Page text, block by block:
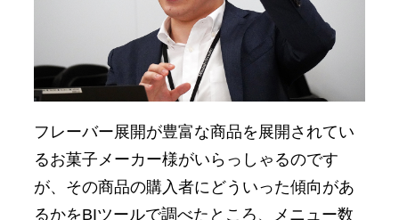
フレーバー展開が豊富な商品を展開されてい
るお菓子メーカー様がいらっしゃるのです
が、その商品の購入者にどういった傾向があ
るかをBIツールで調べたところ、メニュー数